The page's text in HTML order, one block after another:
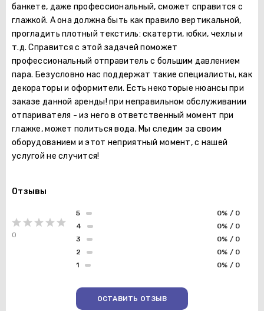
банкете, даже профессиональный, сможет справится с
глажкой. А она должна быть как правило вертикальной,
прогладить плотный текстиль: скатерти, юбки, чехлы и
т.д. Справится с этой задачей поможет
профессиональный отправитель с большим давлением
пара. Безусловно нас поддержат такие специалисты, как
декораторы и оформители. Есть некоторые нюансы при
заказе данной аренды! при неправильном обслуживании
отпаривателя - из него в ответственный момент при
глажке, может политься вода. Мы следим за своим
оборудованием и этот неприятный момент, с нашей
услугой не случится!
Отзывы
0
1 0% / 0
2 0% / 0
3 0% / 0
4 0% / 0
5 0% / 0
ОСТАВИТЬ ОТЗЫВ